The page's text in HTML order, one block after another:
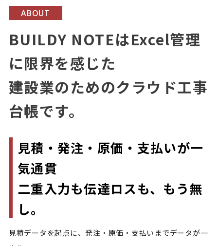
ABOUT
BUILDY NOTEはExcel管理
に限界を感じた
建設業のためのクラウド工事
台帳です。
見積・発注・原価・支払いが一
気通貫
二重入力も伝達ロスも、もう無
し。
見積データを起点に、発注・原価・支払いまでデータが一